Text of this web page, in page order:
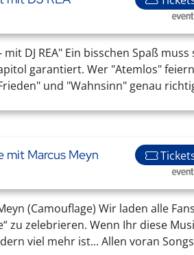
DJ REA" Ein bisschen Spaß
garantiert. Wer "Atemlos"
und "Wahnsinn" genau
mit Marcus Meyn
(Camouflage) Wir laden alle
zu zelebrieren. Wenn Ihr diese
viel mehr ist... Allen voran